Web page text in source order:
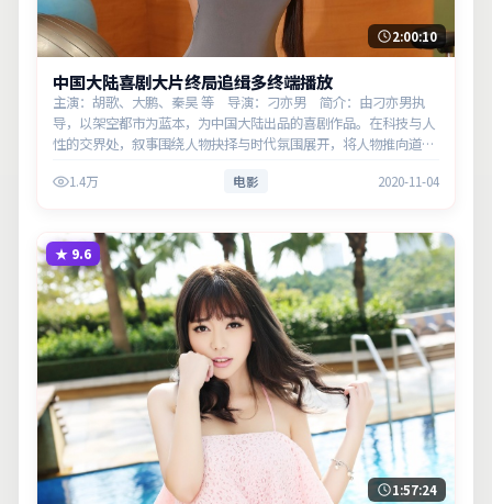
2:00:10
中国大陆喜剧大片终局追缉多终端播放
主演：胡歌、大鹏、秦昊 等 导演：刁亦男 简介：由刁亦男执
导，以架空都市为蓝本，为中国大陆出品的喜剧作品。在科技与人
性的交界处，叙事围绕人物抉择与时代氛围展开，将人物推向道德
意义。
1.4万 电影 2020-11-04
★ 9.6
1:57:24